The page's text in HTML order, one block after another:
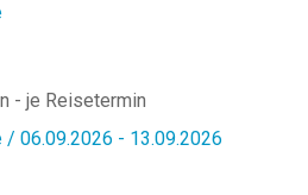
- je Reisetermin
06.09.2026 - 13.09.2026